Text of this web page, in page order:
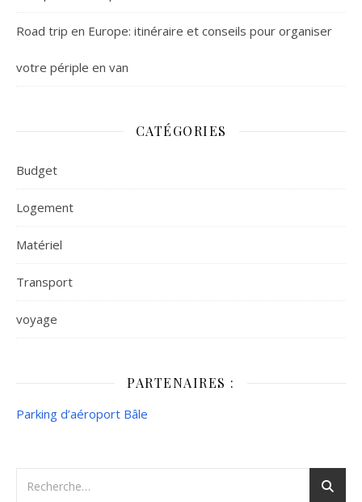
Road trip en Europe: itinéraire et conseils pour organiser
votre périple en van
CATÉGORIES
Budget
Logement
Matériel
Transport
voyage
PARTENAIRES :
Parking d’aéroport Bâle